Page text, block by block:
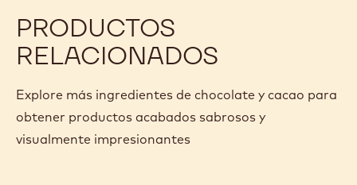
PRODUCTOS
RELACIONADOS
Explore más ingredientes de chocolate y cacao para
obtener productos acabados sabrosos y
visualmente impresionantes